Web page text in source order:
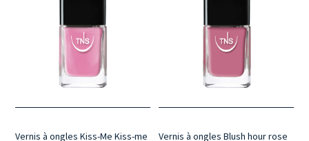
Vernis à ongles Kiss-Me Kiss-me
Vernis à ongles Blush hour rose